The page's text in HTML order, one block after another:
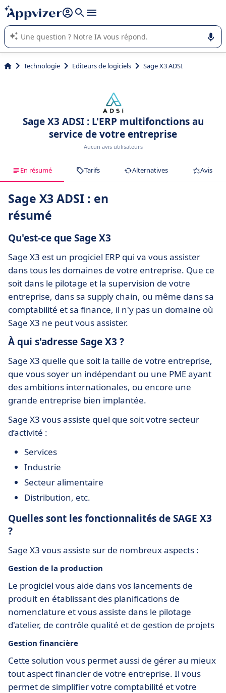
répondre (plusieurs lignes avec
L'IA de Appvizer vous guide dans l'utilisation ou la sélection de
logiciel SaaS en entreprise.
Technologie Editeurs de logiciels Sage X3 ADSI
Sage X3 ADSI : L'ERP multifonctions au
service de votre entreprise
Aucun avis utilisateurs
En résumé Tarifs Alternatives Avis
Sage X3 ADSI : en
résumé
Qu'est-ce que Sage X3
Sage X3 est un progiciel ERP qui va vous assister
dans tous les domaines de votre entreprise. Que ce
soit dans le pilotage et la supervision de votre
entreprise, dans sa supply chain, ou même dans sa
comptabilité et sa finance, il n'y pas un domaine où
Sage X3 ne peut vous assister.
À qui s'adresse Sage X3 ?
Sage X3 quelle que soit la taille de votre entreprise,
que vous soyer un indépendant ou une PME ayant
des ambitions internationales, ou encore une
grande entreprise bien implantée.
Sage X3 vous assiste quel que soit votre secteur
d’activité :
Services
Industrie
Secteur alimentaire
Distribution, etc.
Quelles sont les fonctionnalités de SAGE X3
?
Sage X3 vous assiste sur de nombreux aspects :
Gestion de la production
Le progiciel vous aide dans vos lancements de
produit en établissant des planifications de
nomenclature et vous assiste dans le pilotage
d'atelier, de contrôle qualité et de gestion de projets
Gestion financière
Cette solution vous permet aussi de gérer au mieux
tout aspect financier de votre entreprise. Il vous
permet de simplifier votre comptabilité et votre